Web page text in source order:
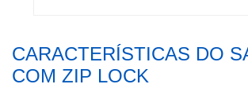
CARACTERÍSTICAS DO
COM ZIP LOCK